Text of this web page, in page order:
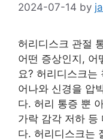
2024-07-14 by
허리디스크 관절
어떤 증상인지, 어
요? 허리디스크는
어나와 신경을 압
다. 허리 통증 뿐
가락 감각 저하 등
다. 허리디스크는